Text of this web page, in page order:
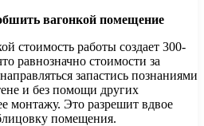
вагонкой помещение
стоимость работы создает 300-
равнозначно стоимости за
запастись познаниями
и без помощи других
монтажу. Это разрешит вдвое
помещения.